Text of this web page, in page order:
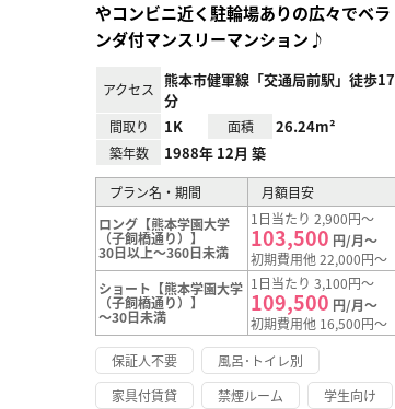
やコンビニ近く駐輪場ありの広々でベラ
ンダ付マンスリーマンション♪
アクセス
熊本市健軍線「交通局前駅」徒歩17
分
間取り 1K 面積 26.24m²
築年数 1988年 12月 築
プラン名・期間
月額目安
ロング【熊本学園大学
（子飼橋通り）】
30日以上～360日未満
1日当たり 2,900円～
103,500 円/月～
初期費用他 22,000円～
ショート【熊本学園大学
（子飼橋通り）】
～30日未満
1日当たり 3,100円～
109,500 円/月～
初期費用他 16,500円～
保証人不要
風呂･トイレ別
家具付賃貸
禁煙ルーム 学生向け